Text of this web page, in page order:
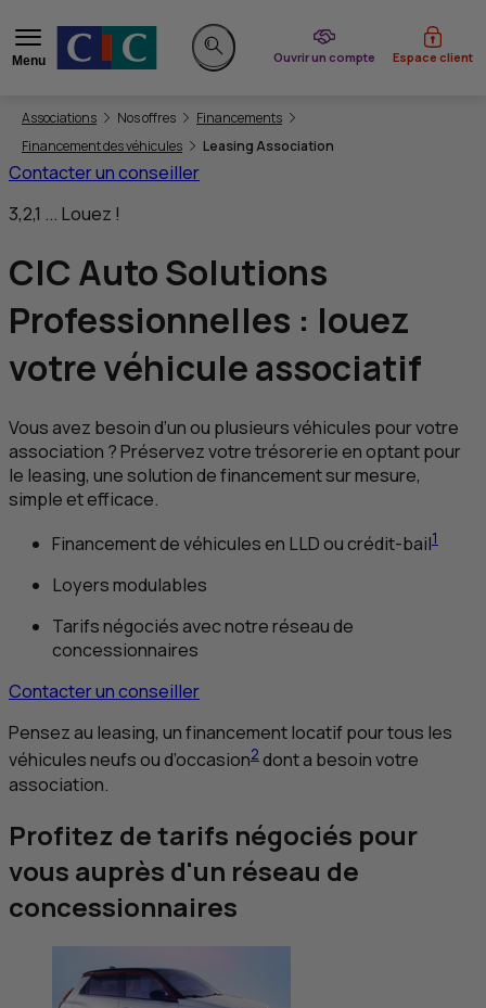
Menu
Rechercher sur le site
Ouvrir un compte
du CIC Espace client
Vous êtes ici:
Associations Nos offres
Financements
Financement des véhicules
Leasing Association
Contacter un conseiller
3,2,1 ... Louez !
CIC Auto Solutions
Professionnelles : louez
votre véhicule associatif
Vous avez besoin d’un ou plusieurs véhicules pour votre
association ? Préservez votre trésorerie en optant pour
le leasing, une solution de financement sur mesure,
simple et efficace.
Financement de véhicules en LLDou crédit-bail1
Loyers modulables
Tarifs négociés avec notre réseau de
concessionnaires
Contacter un conseiller
Pensez au leasing, un financement locatif pour tous les
véhicules neufs ou d’occasion2 dont a besoin votre
association.
Profitez de tarifs négociés pour
vous auprès d'un réseau de
concessionnaires